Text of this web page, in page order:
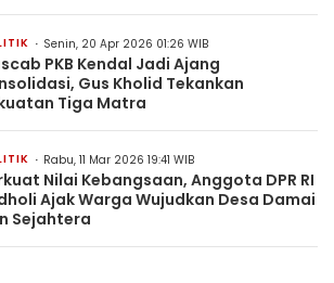
Senin, 20 Apr 2026 01:26 WIB
PKB Kendal Jadi Ajang
Gus Kholid Tekankan
Tiga Matra
Rabu, 11 Mar 2026 19:41 WIB
Nilai Kebangsaan, Anggota DPR RI
Ajak Warga Wujudkan Desa Damai
Sejahtera